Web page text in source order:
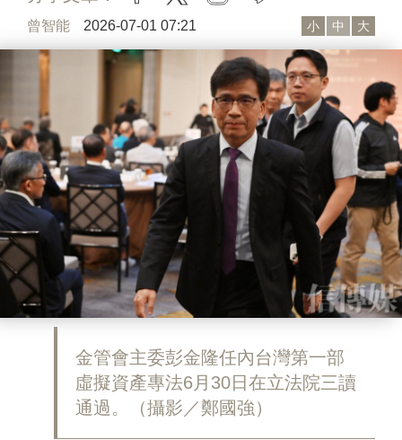
曾智能 2026-07-01 07:21 小 中 大
金管會主委彭金隆任內台灣第一部
虛擬資產專法6月30日在立法院三讀
通過。（攝影／鄭國強）